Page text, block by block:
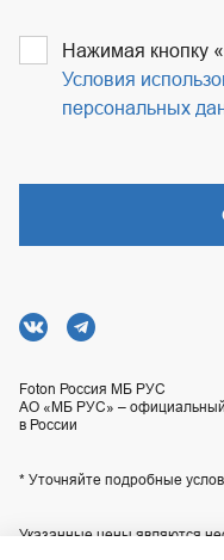
Нажимая кнопку
Условия
персональных
Foton Россия МБ РУС
АО «МБ РУС» – официальный
в России
* Уточняйте подробные
Указанные цены являются